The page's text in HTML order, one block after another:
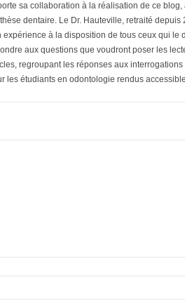
sa collaboration à la réalisation de ce
dentaire. Le Dr. Hauteville, retraité
expérience à la disposition de tous ceux qui le
aux questions que voudront poser les
regroupant les réponses aux
les étudiants en odontologie rendus